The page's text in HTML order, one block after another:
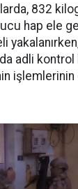
832
hap ele
adli